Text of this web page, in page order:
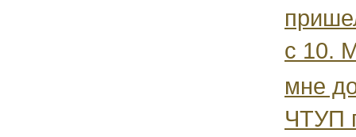
с 10.
мне
ЧТУП